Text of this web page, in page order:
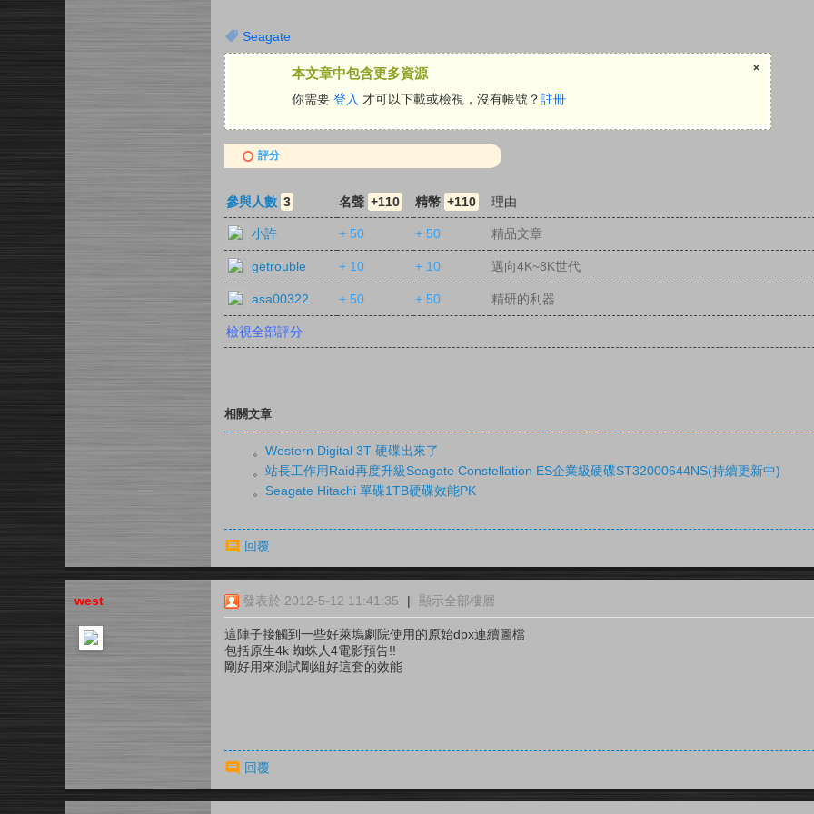
Seagate
本文章中包含更多資源
你需要 登入 才可以下載或檢視，沒有帳號？註冊
×
評分
參與人數 3 名聲 +110 精幣 +110 理由
小許 + 50 + 50 精品文章
getrouble + 10 + 10 邁向4K~8K世代
asa00322 + 50 + 50 精研的利器
檢視全部評分
相關文章
。 Western Digital 3T 硬碟出來了
。 站長工作用Raid再度升級Seagate Constellation ES企業級硬碟ST32000644NS(持續更新中)
。 Seagate Hitachi 單碟1TB硬碟效能PK
回覆
west 發表於 2012-5-12 11:41:35 | 顯示全部樓層
這陣子接觸到一些好萊塢劇院使用的原始dpx連續圖檔
包括原生4k 蜘蛛人4電影預告!!
剛好用來測試剛組好這套的效能
回覆